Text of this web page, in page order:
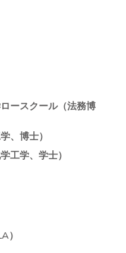
ースクール（法務博
、博士）
工学、学士）
）